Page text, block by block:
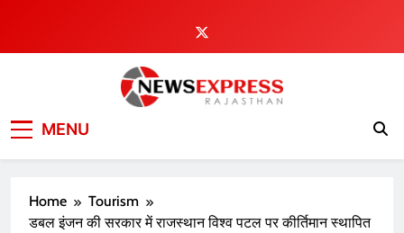
content
MENU
Home
Tourism
डबल इंजन की सरकार में राजस्थान विश्व पटल पर कीर्तिमान स्थापित